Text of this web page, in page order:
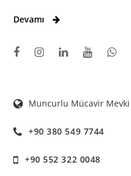
Devamı
Muncurlu Mücavir
+90 380 549 7744
+90 552 322 0048